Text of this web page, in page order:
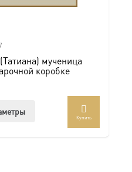
мученица
коробке
Купить